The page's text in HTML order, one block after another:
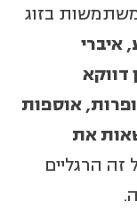
משתמשות בזוג
איברי
דווקא
אוספות
את
זה הרגליים